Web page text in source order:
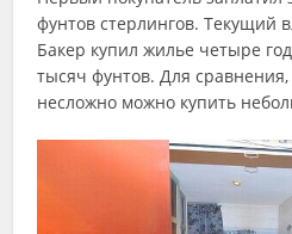
фунтов стерлингов. Текущий
Бакер купил жилье четыре
тысяч фунтов. Для
несложно можно купить